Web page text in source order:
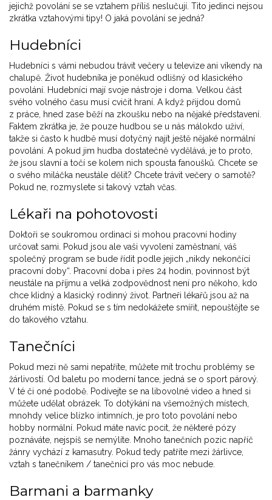
jejichž povolání se se vztahem příliš neslučují. Tito jedinci nejsou
zkrátka vztahovými tipy! O jaká povolání se jedná?
Hudebníci
Hudebníci s vámi nebudou trávit večery u televize ani víkendy na
chalupě. Život hudebníka je poněkud odlišný od klasického
povolání. Hudebníci mají svoje nástroje i doma. Velkou část
svého volného času musí cvičit hraní. A když přijdou domů
z práce, hned zase běží na zkoušku nebo na nějaké představení.
Faktem zkrátka je, že pouze hudbou se u nás málokdo uživí,
takže si často k hudbě musí dotyčný najít ještě nějaké normální
povolání. A pokud jim hudba dostatečně vydělává, je to proto,
že jsou slavní a točí se kolem nich spousta fanoušků. Chcete se
o svého miláčka neustále dělit? Chcete trávit večery o samotě?
Pokud ne, rozmyslete si takový vztah včas.
Lékaři na pohotovosti
Doktoři se soukromou ordinací si mohou pracovní hodiny
určovat sami. Pokud jsou ale vaši vyvolení zaměstnaní, váš
společný program se bude řídit podle jejich „nikdy nekončící
pracovní doby“. Pracovní doba i přes 24 hodin, povinnost být
neustále na příjmu a velká zodpovědnost není pro někoho, kdo
chce klidný a klasický rodinný život. Partneři lékařů jsou až na
druhém místě. Pokud se s tím nedokážete smířit, nepouštějte se
do takového vztahu.
Tanečníci
Pokud mezi ně sami nepatříte, můžete mít trochu problémy se
žárlivostí. Od baletu po moderní tance, jedná se o sport párový.
V té či oné podobě. Podívejte se na libovolné video a hned si
můžete udělat obrázek. To dotýkání na všemožných místech,
mnohdy velice blízko intimních, je pro toto povolání nebo
hobby normální. Pokud máte navíc pocit, že některé pózy
poznáváte, nejspíš se nemýlíte. Mnoho tanečních pozic napříč
žánry vychází z kamasutry. Pokud tedy patříte mezi žárlivce,
vztah s tanečníkem / tanečnicí pro vás moc nebude.
Barmani a barmanky